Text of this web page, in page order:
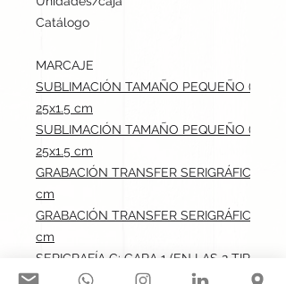
Catálogo
MARCAJE
SUBLIMACIÓN TAMAÑO PEQUEÑO (-100
25x1.5 cm
SUBLIMACIÓN TAMAÑO PEQUEÑO (-100
25x1.5 cm
GRABACIÓN TRANSFER SERIGRÁFICO:
cm
GRABACIÓN TRANSFER SERIGRÁFICO:
cm
SERIGRAFÍA G: CARA 1 (EN LAS 2